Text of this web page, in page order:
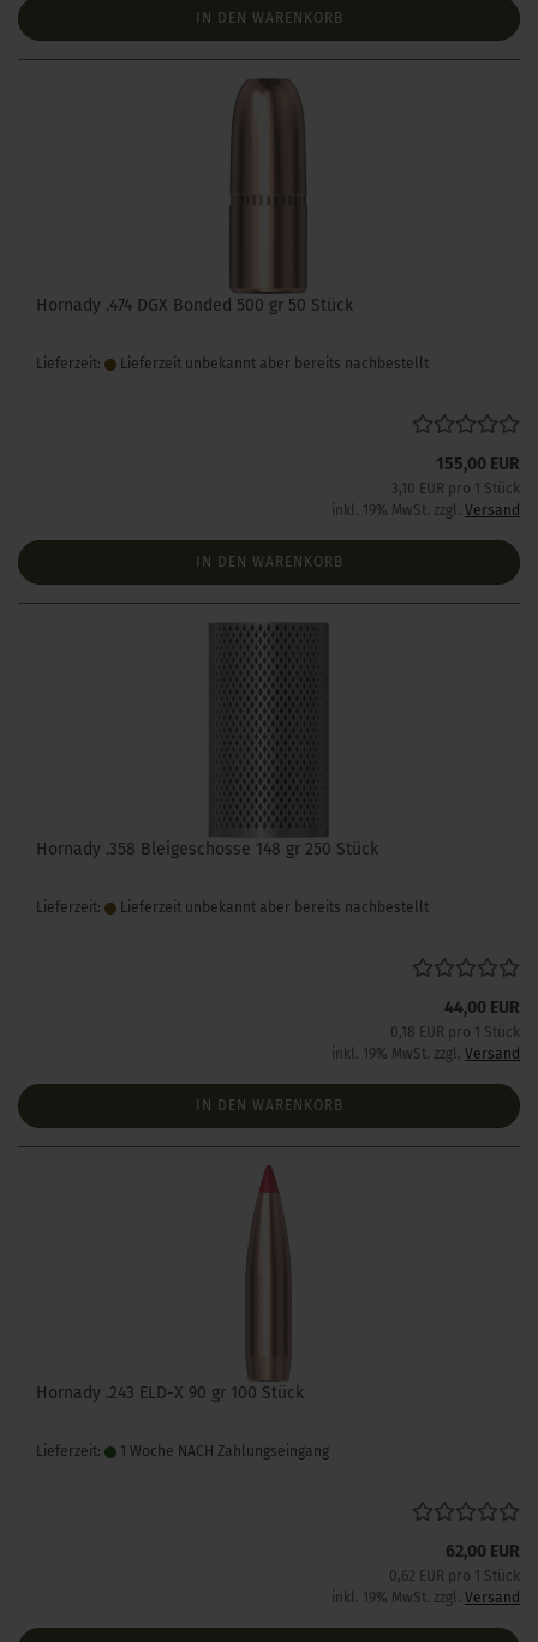
IN DEN WARENKORB
Hornady .474 DGX Bonded 500 gr 50 Stück
Lieferzeit: Lieferzeit unbekannt aber bereits nachbestellt
155,00 EUR
3,10 EUR pro 1 Stück
inkl. 19% MwSt. zzgl. Versand
IN DEN WARENKORB
Hornady .358 Bleigeschosse 148 gr 250 Stück
Lieferzeit: Lieferzeit unbekannt aber bereits nachbestellt
44,00 EUR
0,18 EUR pro 1 Stück
inkl. 19% MwSt. zzgl. Versand
IN DEN WARENKORB
Hornady .243 ELD-X 90 gr 100 Stück
Lieferzeit: 1 Woche NACH Zahlungseingang
62,00 EUR
0,62 EUR pro 1 Stück
inkl. 19% MwSt. zzgl. Versand